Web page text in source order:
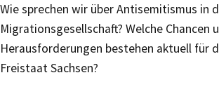
Wie sprechen wir über Antisemitismus in
Migrationsgesellschaft? Welche Chancen
Herausforderungen bestehen aktuell für
Freistaat Sachsen?